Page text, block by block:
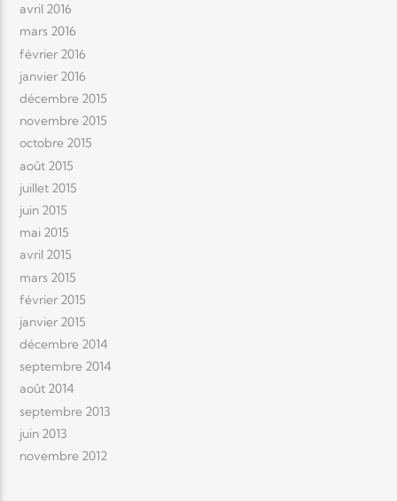
avril 2016
mars 2016
février 2016
janvier 2016
décembre 2015
novembre 2015
octobre 2015
août 2015
juillet 2015
juin 2015
mai 2015
avril 2015
mars 2015
février 2015
janvier 2015
décembre 2014
septembre 2014
août 2014
septembre 2013
juin 2013
novembre 2012